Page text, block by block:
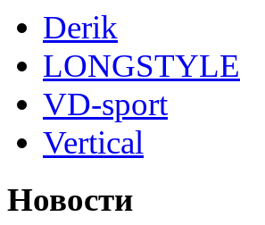
Derik
LONGSTYLE
VD-sport
Vertical
Новости